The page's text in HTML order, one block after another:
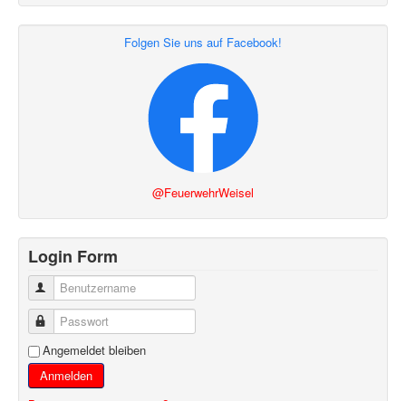
Folgen Sie uns auf Facebook!
@FeuerwehrWeisel
Login Form
Benutzername
Passwort
Angemeldet bleiben
Anmelden